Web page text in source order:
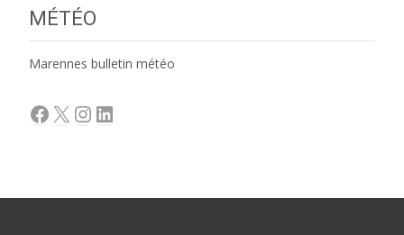
MÉTÉO
Marennes bulletin météo
Facebook
X Instagram
LinkedIn